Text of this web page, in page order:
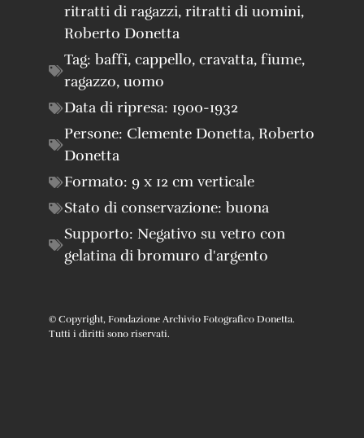
ritratti di ragazzi, ritratti di uomini,
Roberto Donetta
Tag: baffi, cappello, cravatta, fiume,
ragazzo, uomo
Data di ripresa: 1900-1932
Persone: Clemente Donetta, Roberto
Donetta
Formato: 9 x 12 cm verticale
Stato di conservazione: buona
Supporto: Negativo su vetro con
gelatina di bromuro d'argento
© Copyright, Fondazione Archivio Fotografico Donetta.
Tutti i diritti sono riservati.